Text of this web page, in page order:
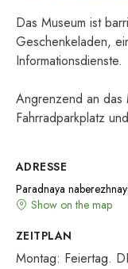
Das Museum ist
Geschenkeladen,
Informationsdienste.
Angrenzend an das
Fahrradparkplatz
ADRESSE
Paradnaya
Show on the map
ZEITPLAN
Montag: Feiertag.